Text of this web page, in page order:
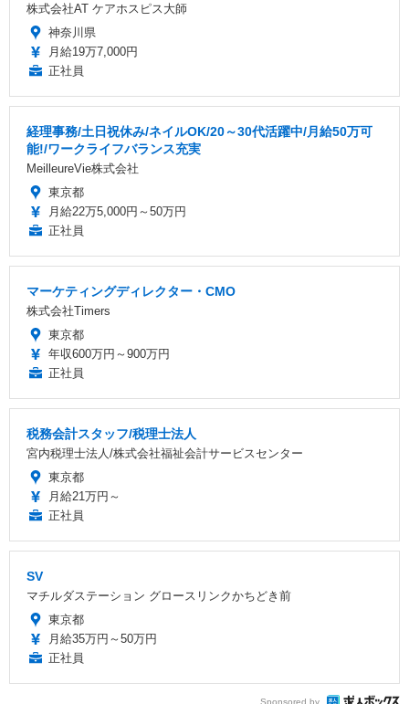
株式会社AT ケアホスピス大師
神奈川県
月給19万7,000円
正社員
経理事務/土日祝休み/ネイルOK/20～30代活躍中/月給50万可
能!/ワークライフバランス充実
MeilleureVie株式会社
東京都
月給22万5,000円～50万円
正社員
マーケティングディレクター・CMO
株式会社Timers
東京都
年収600万円～900万円
正社員
税務会計スタッフ/税理士法人
宮内税理士法人/株式会社福祉会計サービスセンター
東京都
月給21万円～
正社員
SV
マチルダステーション グロースリンクかちどき前
東京都
月給35万円～50万円
正社員
Sponsored by